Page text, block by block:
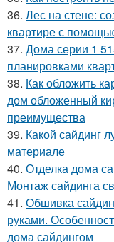
36. Лес на стене:
квартире с
37. Дома серии 1
планировками
38. Как обложить
дом обложенный
преимущества
39. Какой сайдинг
материале
40. Отделка дома
Монтаж сайдинга
41. Обшивка
руками.
дома сайдингом